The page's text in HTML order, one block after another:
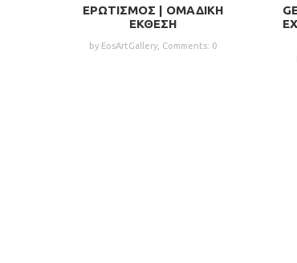
ΕΡΩΤΙΣΜΟΣ | ΟΜΑΔΙΚΗ
ΕΚΘΕΣΗ
by EosArtGallery, Comments: 0